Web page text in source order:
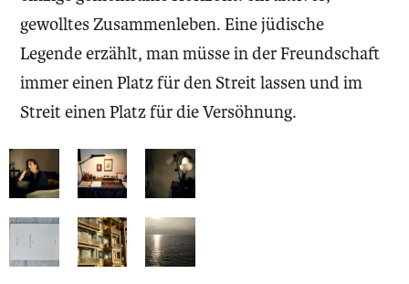
gewolltes Zusammenleben. Eine jüdische
Legende erzählt, man müsse in der Freundschaft
immer einen Platz für den Streit lassen und im
Streit einen Platz für die Versöhnung.